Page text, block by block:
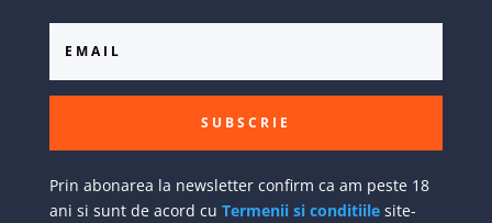
SUBSCRIE
Prin abonarea la newsletter confirm ca am peste 18
ani si sunt de acord cu Termenii si conditiilesite-